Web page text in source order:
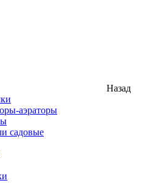
Назад
аэраторы
садовые